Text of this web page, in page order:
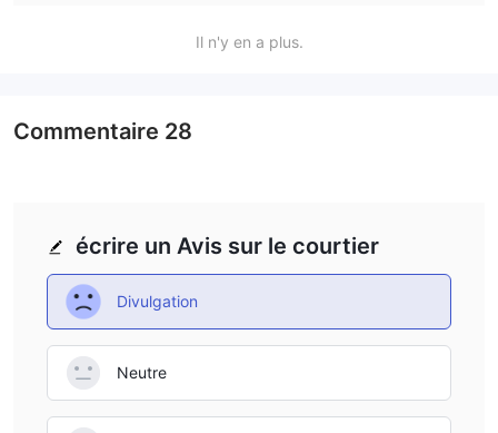
good for active traders, but the commissions could add up
Il n'y en a plus.
écrire un Avis sur le courtier
Divulgation
Neutre
Commentaire 28